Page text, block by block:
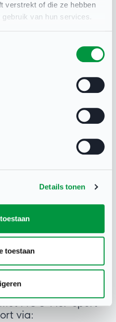
verstrekt of die ze hebben
van hun services.
Details tonen
toestaan
vraag?
NOC*NSF Sport
via: